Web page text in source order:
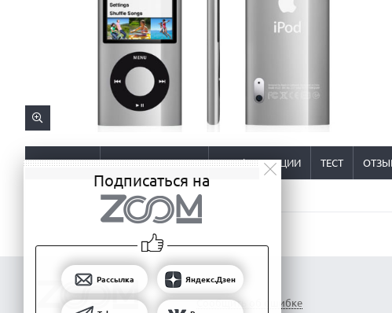
ОПИСАНИЕ ХАРАКТЕРИСТИКИ КОНФИГУРАЦИИ ТЕСТ
Сообщить об ошибке
Подписаться на
Рассылка Яндекс.Дзен